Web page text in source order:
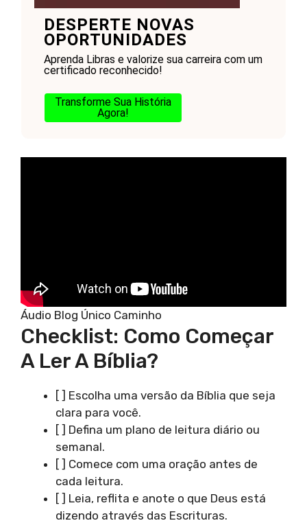
DESPERTE NOVAS
OPORTUNIDADES
Aprenda Libras e valorize sua carreira com um
certificado reconhecido!
Transforme Sua História
Agora!
Áudio Blog Único Caminho
Checklist: Como Começar
A Ler A Bíblia?
[ ] Escolha uma versão da Bíblia que seja
clara para você.
[ ] Defina um plano de leitura diário ou
semanal.
[ ] Comece com uma oração antes de
cada leitura.
[ ] Leia, reflita e anote o que Deus está
dizendo através das Escrituras.